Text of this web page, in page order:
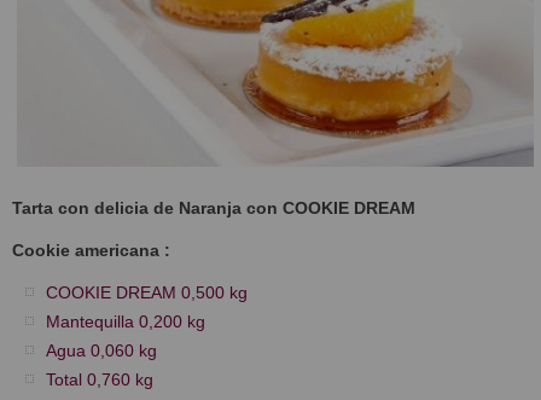
Tarta con delicia de Naranja con COOKIE DREAM
Cookie americana :
COOKIE DREAM 0,500 kg
Mantequilla 0,200 kg
Agua 0,060 kg
Total 0,760 kg